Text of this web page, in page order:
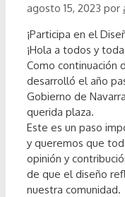
agosto 15, 2023 por
¡Participa en el
¡Hola a todos y
Como continuación
desarrolló el año
Gobierno de
querida plaza.
Este es un paso
y queremos que
opinión y
de que el diseño
nuestra comunidad.